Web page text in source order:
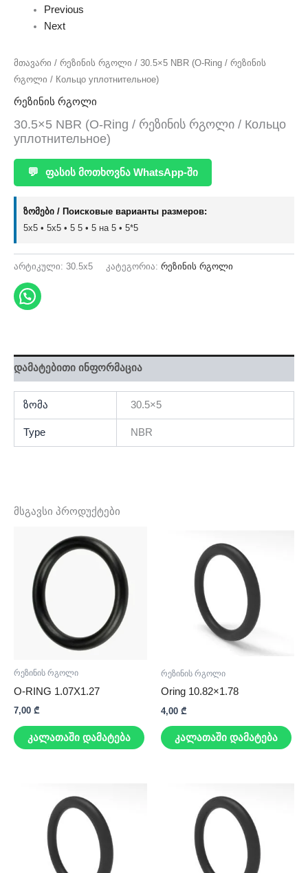
Previous
Next
მთავარი / რეზინის რგოლი / 30.5×5 NBR (O-Ring / რეზინის
რგოლი / Кольцо уплотнительное)
რეზინის რგოლი
30.5×5 NBR (O-Ring / რეზინის რგოლი / Кольцо
уплотнительное)
💬 ფასის მოთხოვნა WhatsApp-ში
ზომები / Поисковые варианты размеров:
5x5 • 5х5 • 5 5 • 5 на 5 • 5*5
არტიკული: 30.5x5 კატეგორია: რეზინის რგოლი
დამატებითი ინფორმაცია
ზომა 30.5×5
Type NBR
მსგავსი პროდუქტები
რეზინის რგოლი
O-RING 1.07X1.27
7,00 ₾
კალათაში დამატება
რეზინის რგოლი
Oring 10.82×1.78
4,00 ₾
კალათაში დამატება